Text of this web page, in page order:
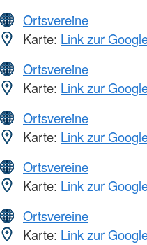
Ortsvereine
Karte: Link zur
Ortsvereine
Karte: Link zur
Ortsvereine
Karte: Link zur
Ortsvereine
Karte: Link zur
Ortsvereine
Karte: Link zur